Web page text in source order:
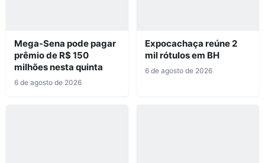
Mega-Sena pode pagar
prêmio de R$ 150
milhões nesta quinta
6 de agosto de 2026
Expocachaça reúne 2
mil rótulos em BH
6 de agosto de 2026